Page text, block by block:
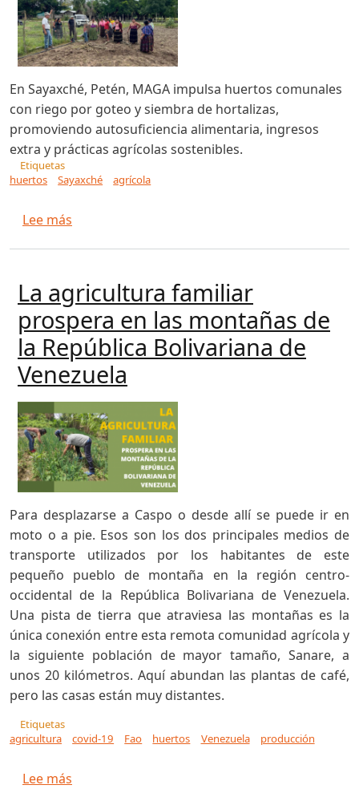
En Sayaxché, Petén, MAGA impulsa huertos comunales
con riego por goteo y siembra de hortalizas,
promoviendo autosuficiencia alimentaria, ingresos
extra y prácticas agrícolas sostenibles.
Etiquetas
huertos
Sayaxché agrícola
Lee más
La agricultura familiar
prospera en las montañas de
la República Bolivariana de
Venezuela
Para desplazarse a Caspo o desde allí se puede ir en
moto o a pie. Esos son los dos principales medios de
transporte utilizados por los habitantes de este
pequeño pueblo de montaña en la región centro-
occidental de la República Bolivariana de Venezuela.
Una pista de tierra que atraviesa las montañas es la
única conexión entre esta remota comunidad agrícola y
la siguiente población de mayor tamaño, Sanare, a
unos 20 kilómetros. Aquí abundan las plantas de café,
pero las casas están muy distantes.
Etiquetas
agricultura
covid-19 Fao huertos Venezuela producción
Lee más